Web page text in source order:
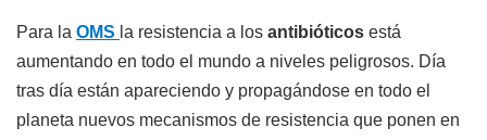
Para la OMS la resistencia a los antibióticos está
aumentando en todo el mundo a niveles peligrosos. Día
tras día están apareciendo y propagándose en todo el
planeta nuevos mecanismos de resistencia que ponen en